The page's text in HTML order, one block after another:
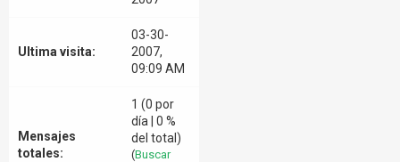
Ultima visita:
03-30-
2007,
09:09 AM
Mensajes
totales:
1 (0 por
día | 0 %
del total)
(Buscar